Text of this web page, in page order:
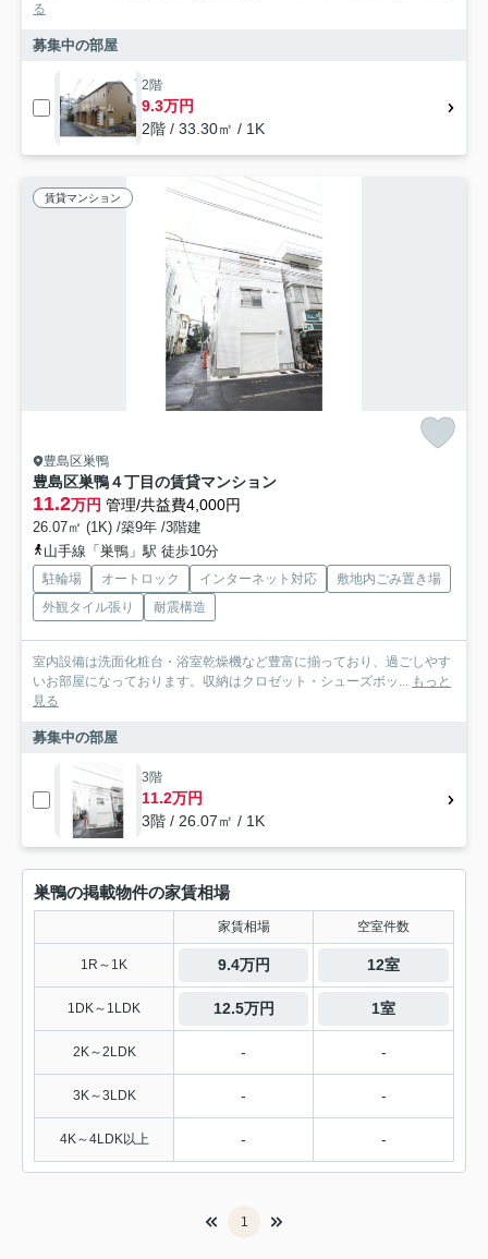
る
募集中の部屋
2階
9.3万円
2階 / 33.30㎡ / 1K
賃貸マンション
豊島区巣鴨
豊島区巣鴨４丁目の賃貸マンション
11.2万円 管理/共益費4,000円
26.07㎡ (1K) /築9年 /3階建
山手線「巣鴨」駅 徒歩10分
駐輪場 オートロック インターネット対応
敷地内ごみ置き場
外観タイル張り
耐震構造
室内設備は洗面化粧台・浴室乾燥機など豊富に揃っており、過ごしやす
いお部屋になっております。収納はクロゼット・シューズボッ... もっと
見る
募集中の部屋
3階
11.2万円
3階 / 26.07㎡ / 1K
巣鴨の掲載物件の家賃相場
家賃相場 空室件数
1R～1K 9.4万円 12室
1DK～1LDK 12.5万円 1室
2K～2LDK - -
3K～3LDK - -
4K～4LDK以上 - -
1